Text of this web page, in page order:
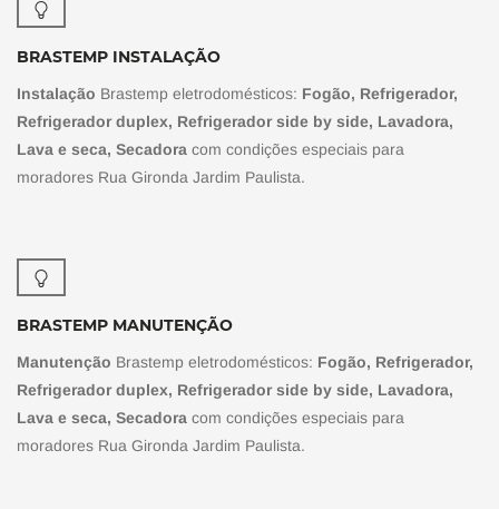
BRASTEMP INSTALAÇÃO
Instalação Brastemp eletrodomésticos: Fogão, Refrigerador,
Refrigerador duplex, Refrigerador side by side, Lavadora,
Lava e seca, Secadora com condições especiais para
moradores Rua Gironda Jardim Paulista.
BRASTEMP MANUTENÇÃO
Manutenção Brastemp eletrodomésticos: Fogão, Refrigerador,
Refrigerador duplex, Refrigerador side by side, Lavadora,
Lava e seca, Secadora com condições especiais para
moradores Rua Gironda Jardim Paulista.